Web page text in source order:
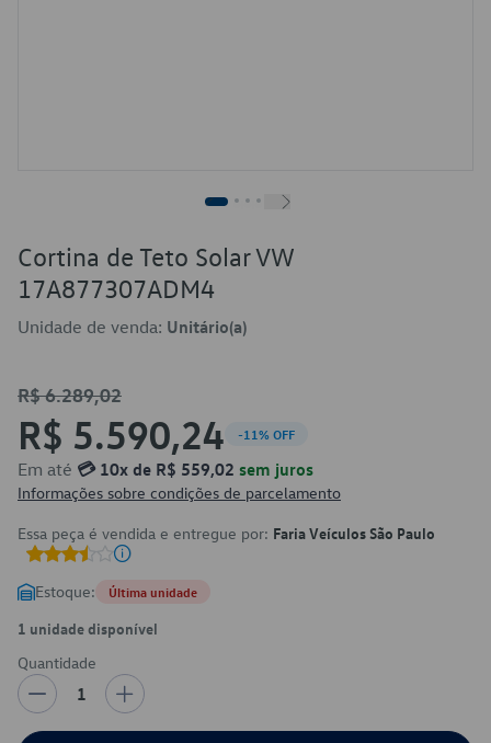
Cortina de Teto Solar VW
17A877307ADM4
Unidade de venda: Unitário(a)
R$ 6.289,02
R$ 5.590,24 -11% OFF
Em até 💳 10x de R$ 559,02 sem juros
Informações sobre condições de parcelamento
Essa peça é vendida e entregue por: Faria Veículos São Paulo
Estoque: Última unidade
1 unidade disponível
Quantidade
1